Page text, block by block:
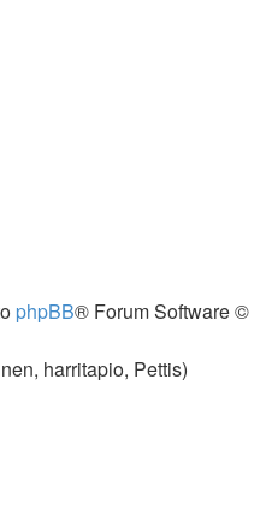
phpBB® Forum Software ©
harritapio, Pettis)